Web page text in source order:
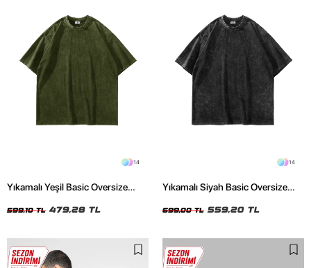
14
Yıkamalı Yeşil Basic Oversize
599,10 TL 479,28 TL
14
Yıkamalı Siyah Basic Oversize
699,00 TL 559,20 TL